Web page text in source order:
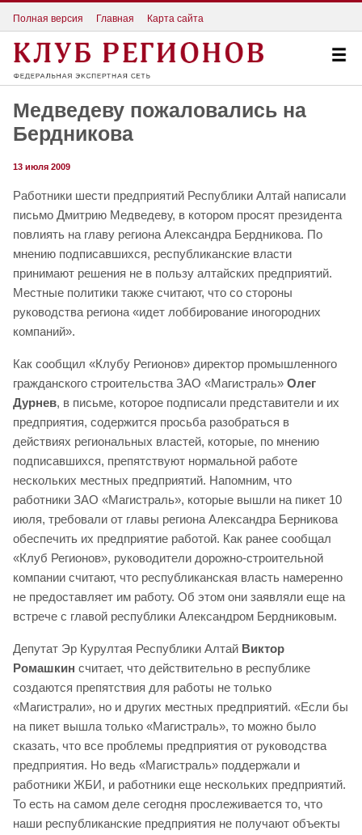
Полная версия Главная Карта сайта
Медведеву пожаловались на
Бердникова
13 июля 2009
Работники шести предприятий Республики Алтай написали
письмо Дмитрию Медведеву, в котором просят президента
повлиять на главу региона Александра Бердникова. По
мнению подписавшихся, республиканские власти
принимают решения не в пользу алтайских предприятий.
Местные политики также считают, что со стороны
руководства региона «идет лоббирование иногородних
компаний».
Как сообщил «Клубу Регионов» директор промышленного
гражданского строительства ЗАО «Магистраль» Олег
Дурнев, в письме, которое подписали представители и их
предприятия, содержится просьба разобраться в
действиях региональных властей, которые, по мнению
подписавшихся, препятствуют нормальной работе
нескольких местных предприятий. Напомним, что
работники ЗАО «Магистраль», которые вышли на пикет 10
июля, требовали от главы региона Александра Берникова
обеспечить их предприятие работой. Как ранее сообщал
«Клуб Регионов», руководители дорожно-строительной
компании считают, что республиканская власть намеренно
не предоставляет им работу. Об этом они заявляли еще на
встрече с главой республики Александром Бердниковым.
Депутат Эр Курултая Республики Алтай Виктор
Ромашкин считает, что действительно в республике
создаются препятствия для работы не только
«Магистрали», но и других местных предприятий. «Если бы
на пикет вышла только «Магистраль», то можно было
сказать, что все проблемы предприятия от руководства
предприятия. Но ведь «Магистраль» поддержали и
работники ЖБИ, и работники еще нескольких предприятий.
То есть на самом деле сегодня прослеживается то, что
наши республиканские предприятия не получают объекты